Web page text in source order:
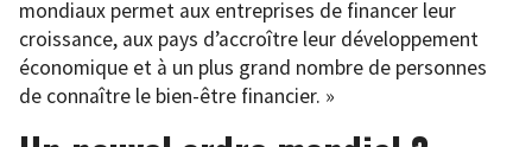
mondiaux permet aux entreprises de financer leur
croissance, aux pays d’accroître leur développement
économique et à un plus grand nombre de personnes
de connaître le bien-être financier. »